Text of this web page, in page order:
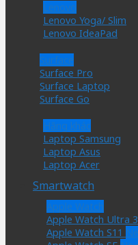
Lenovo
Lenovo Yoga/ Slim
Lenovo IdeaPad
Surface
Surface Pro
Surface Laptop
Surface Go
Hãng khác
Laptop Samsung
Laptop Asus
Laptop Acer
Smartwatch
Apple Watch
Apple Watch Ultra 3
Apple Watch S11